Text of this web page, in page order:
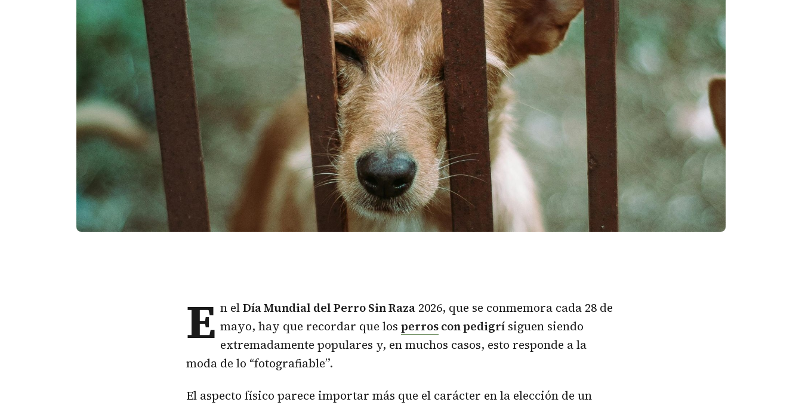
E n elDía Mundial del Perro Sin Raza 2026, que se conmemora cada 28 de
mayo, hay que recordar que losperroscon pedigrí siguen siendo
extremadamente populares y, en muchos casos, esto responde a la
moda de lo “fotografiable”.
El aspecto físico parece importar más que el carácter en la elección de un